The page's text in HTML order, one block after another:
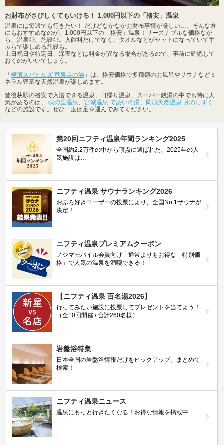
お財布がさびしくてもいける！ 1,000円以下の「格安」温泉
温泉には毎週でも行きたい！ だけどなかなかお財布事情が厳しい…。そんな方
にもおすすめなのが、1,000円以下の「格安」温泉！リーズナブルな価格なが
ら、温泉◎、施設◎。入館料だけでなく、タオルなどがセットになっていて手
ぶらで楽しめる施設も。
土日祝日や特定日、深夜などは料金が異なる場合があるので、事前に確認して
おくのがいいでしょう。
「 横濱スパヒルズ 竜泉寺の湯 」は、格安価格で多種類のお風呂やサウナなどミ
ネラル豊富な天然温泉が楽しめます。
豊後荻駅の格安で入浴できる温泉、日帰り温泉、スーパー銭湯の中でも特に人
気があるのは、 荻の里温泉、 宮城温泉 であいの湯、
岡城天然温泉 月のしずく
などの施設です。ぜひ一度は足を運んでみてください。
第20回ニフティ温泉年間ランキング2025
全国約2.2万件の中から頂点に選ばれた、2025年の人
気施設は…
ニフティ温泉 サウナランキング2026
おふろ好きユーザーの投票により、全国No.1サウナが
決定！
ニフティ温泉プレミアムクーポン
ノジマモバイル会員向け 通常よりもお得な「特別価
格」で人気の温泉を満喫できる！
【ニフティ温泉 百名湯2026】
行ってみたい施設に投票してプレゼントを当てよう！
（全10回開催 / 合計260名様）
岩盤浴特集
日本全国の岩盤浴情報だけをピックアップ。まとめて
検索！
ニフティ温泉ニュース
温泉にもっと行きたくなる！お得な情報を掲載中